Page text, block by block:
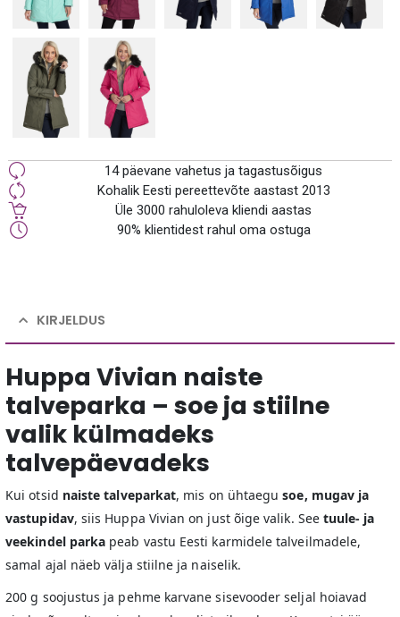
14 päevane vahetus ja tagastusõigus
Kohalik Eesti pereettevõte aastast 2013
Üle 3000 rahuloleva kliendi aastas
90% klientidest rahul oma ostuga
KIRJELDUS
Huppa Vivian naiste
talveparka – soe ja stiilne
valik külmadeks
talvepäevadeks
Kui otsid naiste talveparkat, mis on ühtaegusoe, mugav ja
vastupidav, siis Huppa Vivian on just õige valik. See tuule- ja
veekindel parka peab vastu Eesti karmidele talveilmadele,
samal ajal näeb välja stiilne ja naiselik.
200 g soojustus ja pehme karvane sisevooder seljal hoiavad